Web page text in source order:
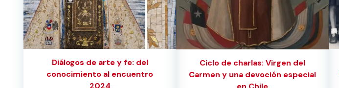
Diálogos de arte y fe: del
conocimiento al encuentro
Ciclo de charlas: Virgen del
Carmen y una devoción especial